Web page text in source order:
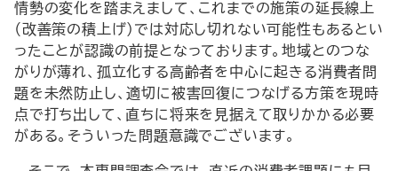
情勢の変化を踏まえまして、これまでの施策の延長線上
（改善策の積上げ）では対応し切れない可能性もあるとい
ったことが認識の前提となっております。地域とのつな
がりが薄れ、孤立化する高齢者を中心に起きる消費者問
題を未然防止し、適切に被害回復につなげる方策を現時
点で打ち出して、直ちに将来を見据えて取りかかる必要
がある。そういった問題意識でございます。